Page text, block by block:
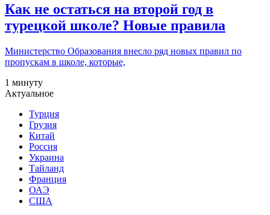
Как не остаться на второй год в
турецкой школе? Новые правила
Министерство Образования внесло ряд новых правил по
пропускам в школе, которые,
1 минуту
Актуальное
Турция
Грузия
Китай
Россия
Украина
Тайланд
Франция
ОАЭ
США